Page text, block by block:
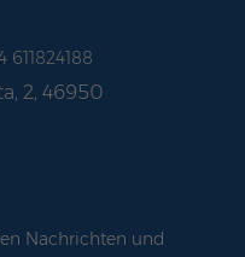
2, 46950
Nachrichten und